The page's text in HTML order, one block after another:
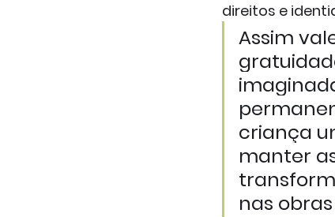
direitos e
Assim
criança
manter
nas